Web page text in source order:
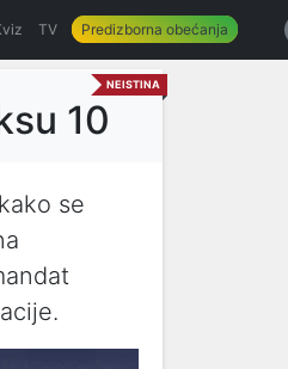
TV Predizborna obećanja
NEISTINA
10
se